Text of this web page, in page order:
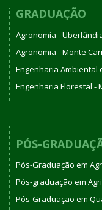
GRADUAÇÃO
Agronomia -
Agronomia - Monte
Engenharia Ambiental
Engenharia Florestal -
PÓS-
Pós-Graduação em
Pós-graduação em
Pós-Graduação em